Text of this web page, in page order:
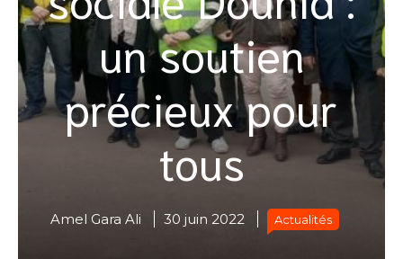
un soutien
précieux pour
tous
Amel Gara Ali 30 juin 2022 Actualités